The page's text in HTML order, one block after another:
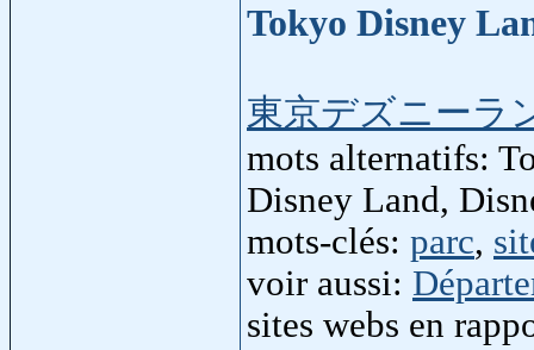
Tokyo Disney
東京デズニーラ
mots alternatifs:
Disney Land,
mots-clés: parc,
voir aussi:
sites webs en